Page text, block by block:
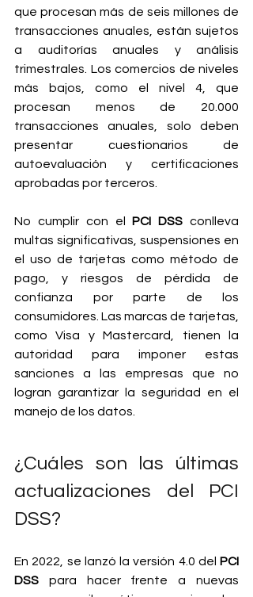
que procesan más de seis millones de
transacciones anuales, están sujetos
a auditorías anuales y análisis
trimestrales. Los comercios de niveles
más bajos, como el nivel 4, que
procesan menos de 20.000
transacciones anuales, solo deben
presentar cuestionarios de
autoevaluación y certificaciones
aprobadas por terceros.
No cumplir con el PCI DSS conlleva
multas significativas, suspensiones en
el uso de tarjetas como método de
pago, y riesgos de pérdida de
confianza por parte de los
consumidores. Las marcas de tarjetas,
como Visa y Mastercard, tienen la
autoridad para imponer estas
sanciones a las empresas que no
logran garantizar la seguridad en el
manejo de los datos.
¿Cuáles son las últimas
actualizaciones del PCI
DSS?
En 2022, se lanzó la versión 4.0 del PCI
DSS para hacer frente a nuevas